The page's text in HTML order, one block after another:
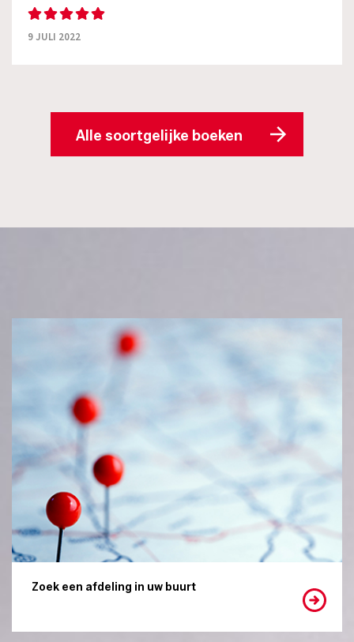
9 JULI 2022
Alle soortgelijke boeken
Zoek een afdeling in uw buurt